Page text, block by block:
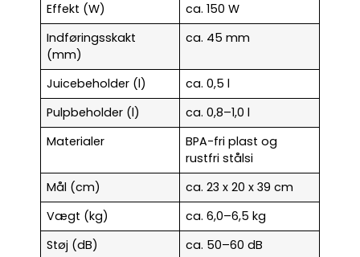
Effekt (W)
ca. 150 W
Indføringsskakt
(mm)
ca. 45 mm
Juicebeholder (l)
ca. 0,5 l
Pulpbeholder (l)
ca. 0,8–1,0 l
Materialer
BPA-fri plast og
rustfri stålsi
Mål (cm)
ca. 23 x 20 x 39 cm
Vægt (kg)
ca. 6,0–6,5 kg
Støj (dB)
ca. 50–60 dB